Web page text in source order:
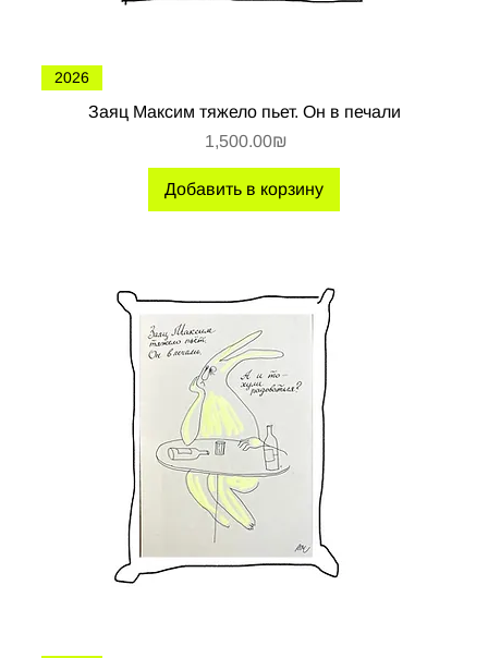
2026
Заяц Максим тяжело пьет. Он в печали
Цена
‏1,500.00 ‏₪
Добавить в корзину